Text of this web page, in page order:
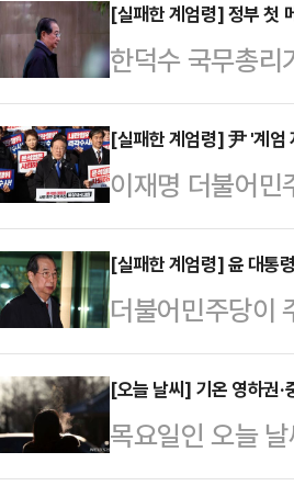
라는 최악의 평
호 국민의힘 원
를 계기로 한 대
다.4일 정치권에
의 비상계엄 선
해제 요구안 …
[실패한 계엄령] 정부 첫
한덕수 국무총
된 모든 과정에
상계엄 선포 및
리실을 통해 기
다"며 이같이 언
일상이 한 치 흔
다해달라"며 "마
다"고 강조했다
[실패한 계엄령] 尹 '계엄
이재명 더불어
따라 '대통령 탄
를 고리로 '사법
졌고, 좀처럼 추
상황이다. 하지
리스크를 희석
에 따르면 민주
탄핵 소추안…
[실패한 계엄령] 윤 대통
더불어민주당이
면 윤 대통령은
국정이 운영된다
당 등 야 6당은 5
보고했다.탄핵
[오늘 날씨] 기온 영하권
목요일인 오늘
이날 우리나라는